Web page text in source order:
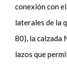
conexión con
laterales de la
80), la calzada
lazos que